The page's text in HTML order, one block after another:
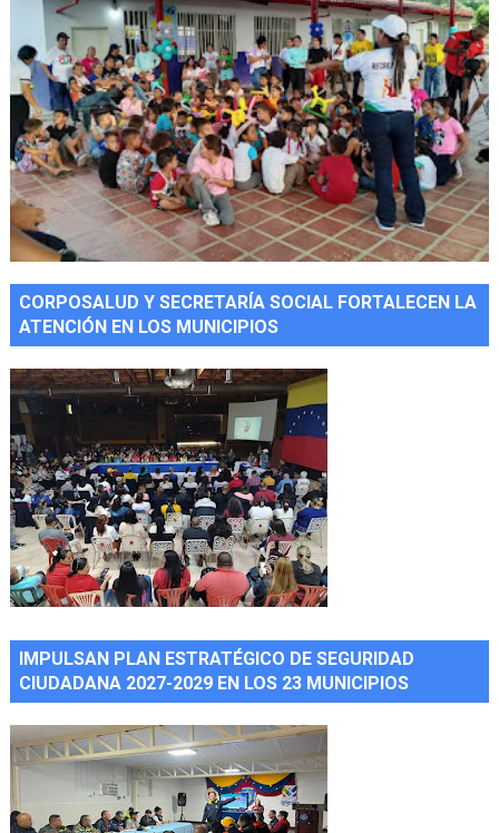
CORPOSALUD Y SECRETARÍA SOCIAL FORTALECEN LA
ATENCIÓN EN LOS MUNICIPIOS
IMPULSAN PLAN ESTRATÉGICO DE SEGURIDAD
CIUDADANA 2027-2029 EN LOS 23 MUNICIPIOS